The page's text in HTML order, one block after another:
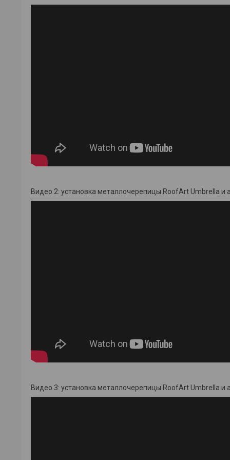
Видео 2: установка металлочерепицы RoofArt Umbrella и
Видео 3: установка металлочерепицы RoofArt Umbrella и